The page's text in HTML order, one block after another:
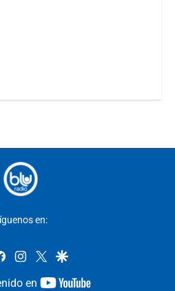
en:
facebookinstagram
twittergoogle
en
youtube-